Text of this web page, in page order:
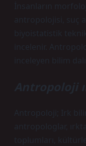
İnsanların
antropolojisi, suç
biyoistatistik
incelenir.
inceleyen bilim
Antropoloji
Antropoloji; Irk
antropologlar,
toplumları,